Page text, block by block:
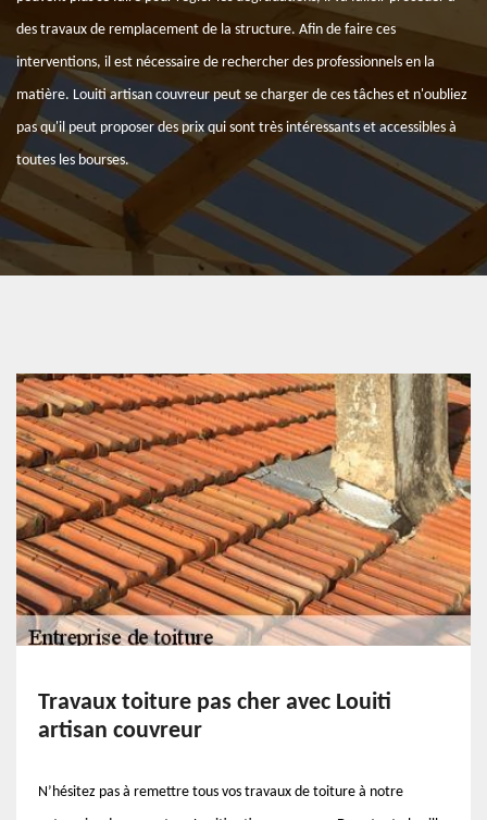
des travaux de remplacement de la structure. Afin de faire ces
interventions, il est nécessaire de rechercher des professionnels en la
matière. Louiti artisan couvreur peut se charger de ces tâches et n'oubliez
pas qu'il peut proposer des prix qui sont très intéressants et accessibles à
toutes les bourses.
Travaux toiture pas cher avec Louiti
artisan couvreur
N’hésitez pas à remettre tous vos travaux de toiture à notre